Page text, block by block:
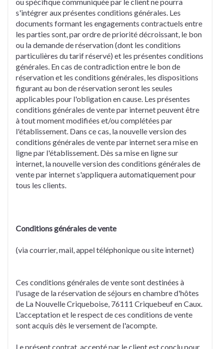
s'intégrer aux présentes conditions générales. Les
documents formant les engagements contractuels entre
les parties sont, par ordre de priorité décroissant, le bon
ou la demande de réservation (dont les conditions
particulières du tarif réservé) et les présentes conditions
générales. En cas de contradiction entre le bon de
réservation et les conditions générales, les dispositions
figurant au bon de réservation seront les seules
applicables pour l'obligation en cause. Les présentes
conditions générales de vente par internet peuvent être
à tout moment modifiées et/ou complétées par
l'établissement. Dans ce cas, la nouvelle version des
conditions générales de vente par internet sera mise en
ligne par l'établissement. Dès sa mise en ligne sur
internet, la nouvelle version des conditions générales de
vente par internet s'appliquera automatiquement pour
tous les clients.
Conditions générales de vente
(via courrier, mail, appel téléphonique ou site internet)
Ces conditions générales de vente sont destinées à
l'usage de la réservation de séjours en chambre d'hôtes
de La Nouvelle Criqueboise, 76111 Criquebeuf en Caux.
L'acceptation et le respect de ces conditions de vente
sont acquis dès le versement de l'acompte.
Le présent contrat, accepté par le client est conclu pour